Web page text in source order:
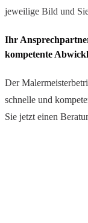
jeweilige Bild und
Ihr
kompetente
Der
schnelle und
Sie jetzt einen